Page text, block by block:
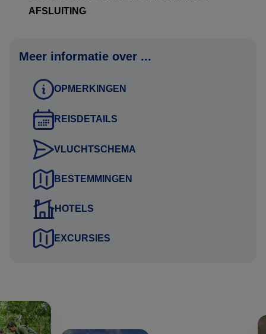
de volgende gegevens:
Geboortedata
Adres voor vermelding op de factuur
Mobiel nummer waarop het reisgezelschap tijdens de reis
bereikbaar is
Contactgegevens van kennis of familie die niet meegaat
tijdens de reis
Deze gegevens kunt u via het aanvraag tabblad van het
reisvoorstel versturen. Uw gegevens worden via een
Uitkijkend naar uw reactie.
Gustavo Lucena Lage
Reisadviseur
AFSLUITING
Meer informatie over ...
OPMERKINGEN
REISDETAILS
VLUCHTSCHEMA
BESTEMMINGEN
HOTELS
EXCURSIES